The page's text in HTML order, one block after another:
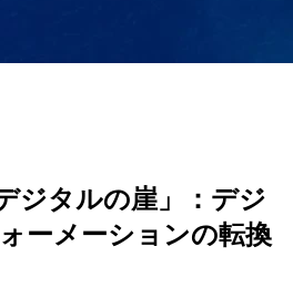
ジタルの崖」：デジ
ーメーションの転換